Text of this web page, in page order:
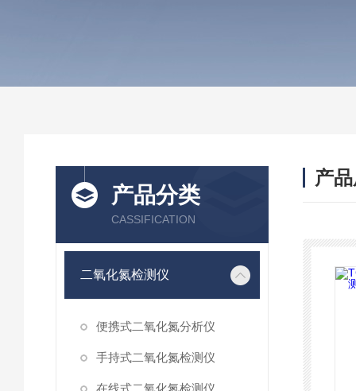
产品分类
CASSIFICATION
二氧化氮检测仪
便携式二氧化氮分析仪
手持式二氧化氮检测仪
在线式二氧化氮检测仪
产